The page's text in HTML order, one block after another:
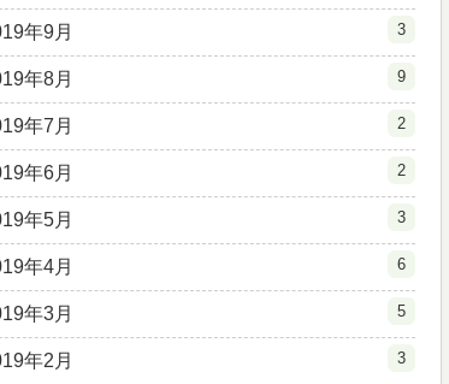
年9月 3
年8月 9
年7月 2
年6月 2
年5月 3
年4月 6
年3月 5
年2月 3